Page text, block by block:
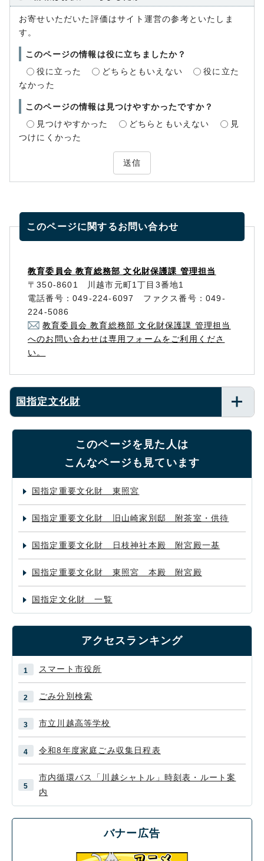
お寄せいただいた評価はサイト運営の参考といたしま
す。
このページの情報は役に立ちましたか？
役に立った
どちらともいえない
役に立た
なかった
このページの情報は見つけやすかったですか？
見つけやすかった
どちらともいえない
見
つけにくかった
送信
このページに関するお問い合わせ
教育委員会 教育総務部 文化財保護課 管理担当
〒350-8601 川越市元町1丁目3番地1
電話番号：049-224-6097 ファクス番号：049-
224-5086
教育委員会 教育総務部 文化財保護課 管理担当
へのお問い合わせは専用フォームをご利用くださ
い。
国指定文化財
このページを見た人は
こんなページも見ています
国指定重要文化財 東照宮
国指定重要文化財 旧山崎家別邸 附茶室・供待
国指定重要文化財 日枝神社本殿 附宮殿一基
国指定重要文化財 東照宮 本殿 附宮殿
国指定文化財 一覧
アクセスランキング
スマート市役所
ごみ分別検索
市立川越高等学校
令和8年度家庭ごみ収集日程表
市内循環バス「川越シャトル」時刻表・ルート案
内
バナー広告